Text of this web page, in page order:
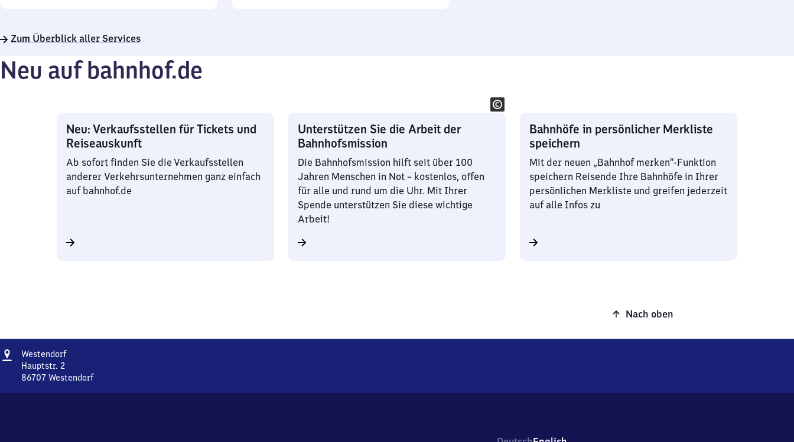
22
Zum Überblick aller Services
Neu auf bahnhof.de
Neu: Verkaufsstellen für Tickets und
Reiseauskunft
Ab sofort finden Sie die Verkaufsstellen
anderer Verkehrsunternehmen ganz einfach
auf bahnhof.de
Unterstützen Sie die Arbeit der
Bahnhofsmission
Die Bahnhofsmission hilft seit über 100
Jahren Menschen in Not – kostenlos, offen
für alle und rund um die Uhr. Mit Ihrer
Spende unterstützen Sie diese wichtige
Arbeit!
Bahnhöfe in persönlicher Merkliste
speichern
Mit der neuen „Bahnhof merken“-Funktion
speichern Reisende Ihre Bahnhöfe in Ihrer
persönlichen Merkliste und greifen jederzeit
auf alle Infos zu
Nach oben
Adresse
WestendorfWestendorf
Hauptstr. 2
86707 Westendorf